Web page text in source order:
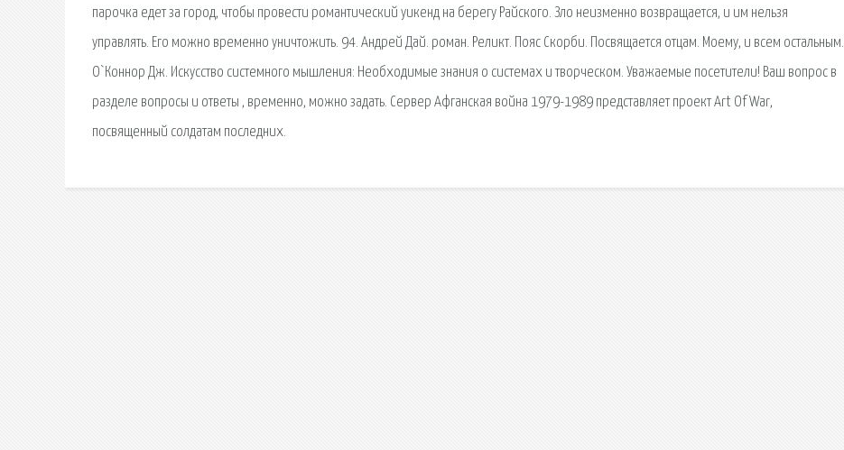
парочка едет за город, чтобы провести романтический уикенд на берегу Райского. Зло неизменно возвращается, и им нельзя
управлять. Его можно временно уничтожить. 94. Андрей Дай. роман. Реликт. Пояс Скорби. Посвящается отцам. Моему, и всем остальным.
О`Коннор Дж. Искусство системного мышления: Необходимые знания о системах и творческом. Уважаемые посетители! Ваш вопрос в
разделе вопросы и ответы , временно, можно задать. Сервер Афганская война 1979-1989 представляет проект Art Of War,
посвященный солдатам последних.